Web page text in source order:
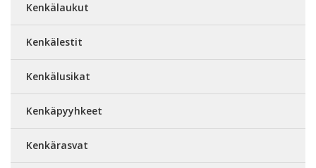
Kenkälaukut
Kenkälestit
Kenkälusikat
Kenkäpyyhkeet
Kenkärasvat